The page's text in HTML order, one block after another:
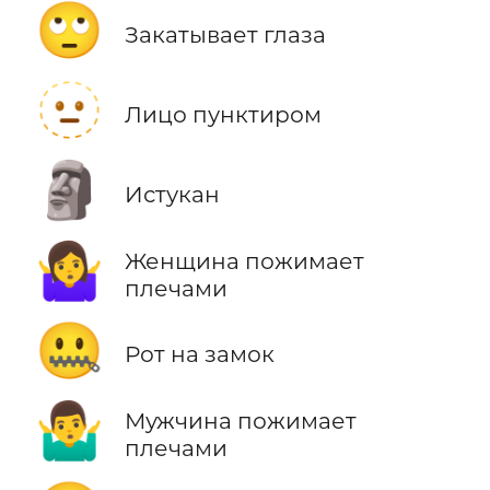
🙄 Закатывает глаза
🫥 Лицо пунктиром
🗿 Истукан
🤷‍♀️
Женщина пожимает
плечами
🤐 Рот на замок
🤷‍♂️
Мужчина пожимает
плечами